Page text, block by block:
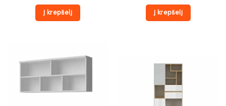
Į krepšelį Į krepšelį